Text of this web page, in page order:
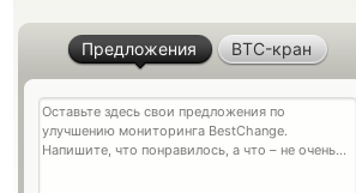
Предложения BTC-кран